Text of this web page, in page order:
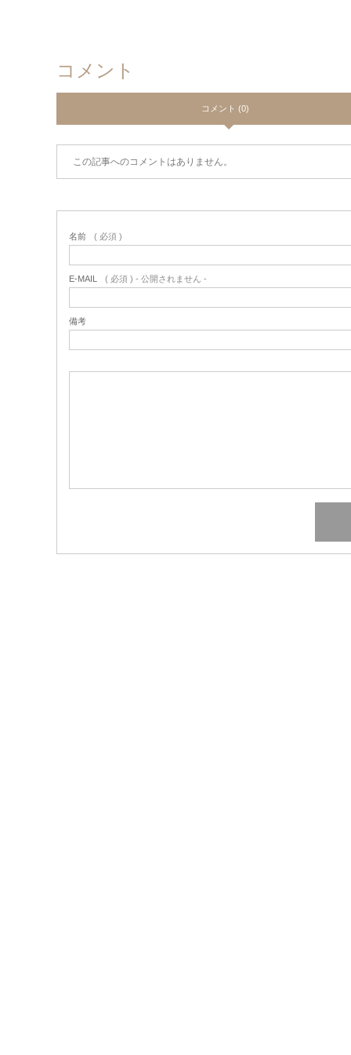
コメント
コメント (0)
この記事へのコメントはありません。
名前 ( 必須 )
E-MAIL ( 必須 ) - 公開されません -
備考